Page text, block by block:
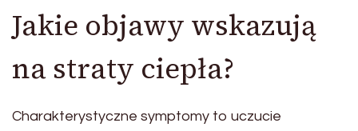
Jakie objawy wskazują
na straty ciepła?
Charakterystyczne symptomy to uczucie